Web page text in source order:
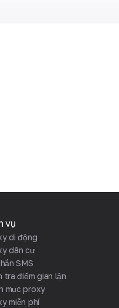
vụ
di động
dân cư
SMS
tra điểm gian lận
mục proxy
miễn phí